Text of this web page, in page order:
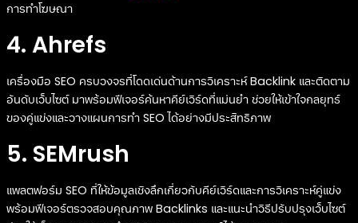
การทำโฆษณา
4. Ahrefs
เครื่องมือ SEO ครบวงจรที่โดดเด่นด้านการวิเคราะห์ Backlink และติดตาม
อันดับเว็บไซต์ มาพร้อมฟีเจอร์ค้นหาคีย์เวิร์ดที่แม่นยำ ช่วยให้เข้าใจกลยุทธ์
ของคู่แข่งและวางแผนการทำ SEO ได้อย่างมีประสิทธิภาพ
5. SEMrush
แพลตฟอร์ม SEO ที่ให้ข้อมูลเชิงลึกเกี่ยวกับคีย์เวิร์ดและการวิเคราะห์คู่แข่ง
พร้อมฟีเจอร์ตรวจสอบคุณภาพ Backlinks และแนะนำวิธีปรับปรุงเว็บไซต์